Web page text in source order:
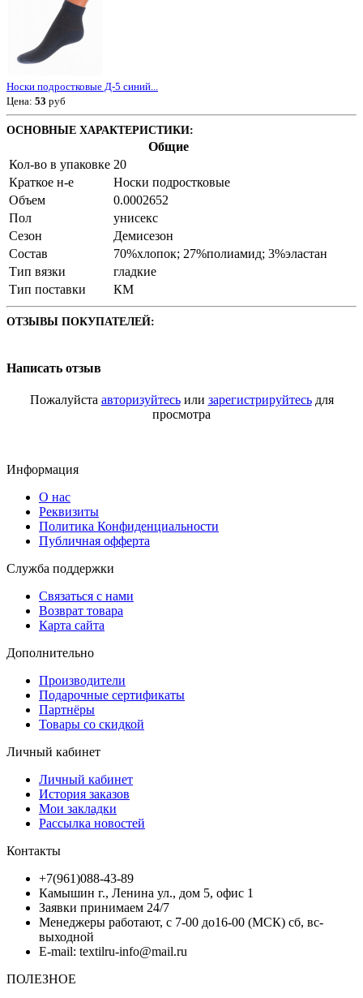
Носки подростковые Д-5 синий...
Цена: 53 руб
ОСНОВНЫЕ ХАРАКТЕРИСТИКИ:
Общие
Кол-во в упаковке 20
Краткое н-е
Носки подростковые
Объем
0.0002652
Пол
унисекс
Сезон
Демисезон
Состав
70%хлопок; 27%полиамид; 3%эластан
Тип вязки
гладкие
Тип поставки
КМ
ОТЗЫВЫ ПОКУПАТЕЛЕЙ:
Написать отзыв
Пожалуйста авторизуйтесьили зарегистрируйтесьдля
просмотра
Информация
О нас
Реквизиты
Политика Конфиденциальности
Публичная офферта
Служба поддержки
Связаться с нами
Возврат товара
Карта сайта
Дополнительно
Производители
Подарочные сертификаты
Партнёры
Товары со скидкой
Личный кабинет
Личный кабинет
История заказов
Мои закладки
Рассылка новостей
Контакты
+7(961)088-43-89
Камышин г., Ленина ул., дом 5, офис 1
Заявки принимаем 24/7
Менеджеры работают, с 7-00 до16-00 (МСК) сб, вс-
выходной
E-mail: textilru-info@mail.ru
ПОЛЕЗНОЕ